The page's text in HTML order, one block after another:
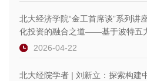
北大经济学院“金工首席谈”系列讲
化投资的融合之道——基于波特五
2026-04-22
北大经院学者 | 刘新立：探索构建